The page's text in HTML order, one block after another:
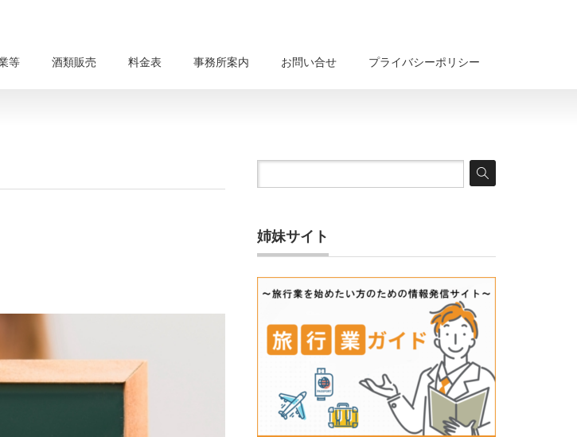
等 酒類販売 料金表 事務所案内 お問い合せ プライバシーポリシー
姉妹サイト